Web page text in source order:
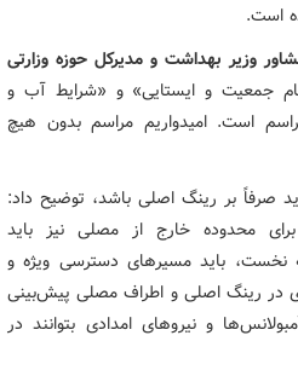
است.
وزیر بهداشت و مدیرکل حوزه وزارتی
جمعیت و ایستایی» و «شرایط آب و
است. امیدواریم مراسم بدون هیچ
صرفاً بر رینگ اصلی باشد، توضیح داد:
محدوده خارج از مصلی نیز باید
نخست، باید مسیرهای دسترسی ویژه و
در رینگ اصلی و اطراف مصلی پیش‌بینی
و نیروهای امدادی بتوانند در